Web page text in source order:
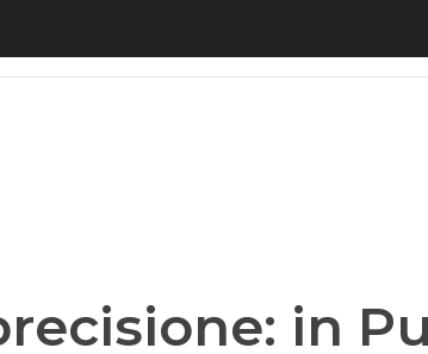
precisione: in Puglia test nazionale
in